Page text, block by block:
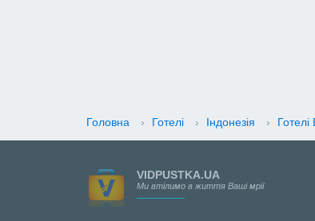
Головна › Готелі › Індонезія ›
VIDPUSTKA.UA
Ми втілимо в життя Ваші мрії